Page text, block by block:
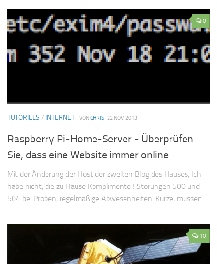
0
TUTORIELS / INTERNET · VONCHRIS · 22 NOV, 2013
Raspberry Pi-Home-Server - Überprüfen
Sie, dass eine Website immer online
Mit der Änderung der Host der zweiten Blog des Hauses, Ich
habe nicht, die zu Hause Komplimente ! Störungen 500 und
504 bei Proben, regelmäßige Abwesenheiten. Kurze, müssen...
10